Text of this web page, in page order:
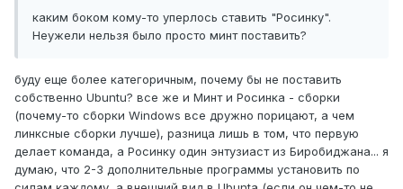
каким боком кому-то уперлось ставить "Росинку".
Неужели нельзя было просто минт поставить?
буду еще более категоричным, почему бы не поставить
собственно Ubuntu? все же и Минт и Росинка - сборки
(почему-то сборки Windows все дружно порицают, а чем
линксные сборки лучше), разница лишь в том, что первую
делает команда, а Росинку один энтузиаст из Биробиджана... я
думаю, что 2-3 дополнительные программы установить по